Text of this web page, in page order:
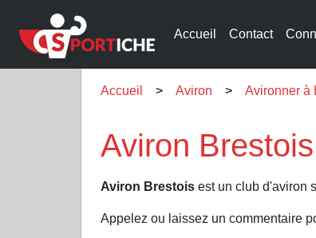
Accueil Contact
Accueil Aviron Avironner à
Aviron
Aviron Brestois est un club d'aviron
Appelez ou laissez un commentaire